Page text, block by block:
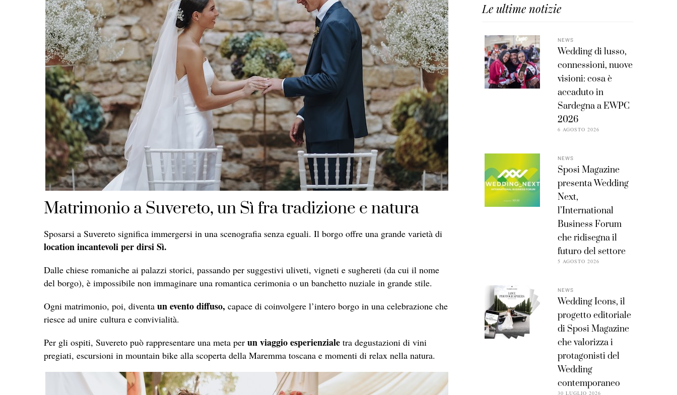
Matrimonio a Suvereto, un Sì fra tradizione e natura
Sposarsi a Suvereto significa immergersi in una scenografia senza eguali. Il borgo offre una grande varietà di
location incantevoli per dirsi Sì.
Dalle chiese romaniche ai palazzi storici, passando per suggestivi uliveti, vigneti e sughereti (da cui il nome
del borgo), è impossibile non immaginare una romantica cerimonia o un banchetto nuziale in grande stile.
Ogni matrimonio, poi, diventa un evento diffuso, capace di coinvolgere l’intero borgo in una celebrazione che
riesce ad unire cultura e convivialità.
Per gli ospiti, Suvereto può rappresentare una meta per un viaggio esperienziale tra degustazioni di vini
pregiati, escursioni in mountain bike alla scoperta della Maremma toscana e momenti di relax nella natura.
Le ultime notizie
NEWS
Wedding di lusso,
connessioni, nuove
visioni: cosa è
accaduto in
Sardegna a EWPC
2026
6 AGOSTO 2026
NEWS
Sposi Magazine
presenta Wedding
Next,
l’International
Business Forum
che ridisegna il
futuro del settore
5 AGOSTO 2026
NEWS
Wedding Icons, il
progetto editoriale
di Sposi Magazine
che valorizza i
protagonisti del
Wedding
contemporaneo
30 LUGLIO 2026